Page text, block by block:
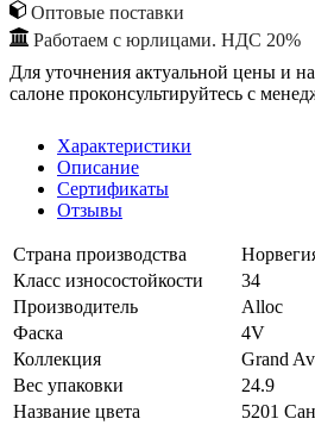
Оптовые поставки
Работаем с юрлицами. НДС 20%
Для уточнения актуальной цены и
салоне проконсультируйтесь с
Характеристики
Описание
Сертификаты
Отзывы
Страна производства
Класс износостойкости
34
Производитель
Alloc
Фаска
4V
Коллекция
Grand
Вес упаковки
24.9
Название цвета
5201